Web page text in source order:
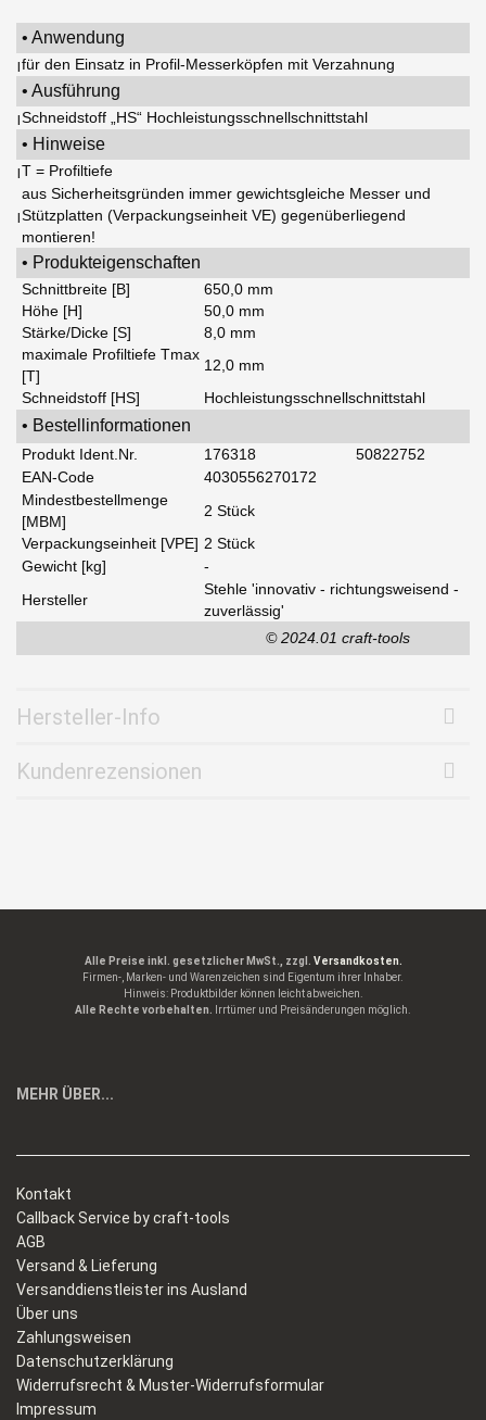
• Anwendung
|für den Einsatz in Profil-Messerköpfen mit Verzahnung
• Ausführung
|Schneidstoff „HS“ Hochleistungsschnellschnittstahl
• Hinweise
|T = Profiltiefe
|
aus Sicherheitsgründen immer gewichtsgleiche Messer und
Stützplatten (Verpackungseinheit VE) gegenüberliegend
montieren!
• Produkteigenschaften
Schnittbreite [B]
650,0 mm
Höhe [H]
50,0 mm
Stärke/Dicke [S]
8,0 mm
maximale Profiltiefe Tmax
[T]
12,0 mm
Schneidstoff [HS]
Hochleistungsschnellschnittstahl
• Bestellinformationen
Produkt Ident.Nr. 176318
50822752
EAN-Code
4030556270172
Mindestbestellmenge
[MBM]
2 Stück
Verpackungseinheit [VPE] 2 Stück
Gewicht [kg]
-
Hersteller
Stehle 'innovativ - richtungsweisend -
zuverlässig'
© 2024.01 craft-tools
Hersteller-Info
Kundenrezensionen
Alle Preise inkl. gesetzlicher MwSt., zzgl. Versandkosten.
Firmen-, Marken- und Warenzeichen sind Eigentum ihrer Inhaber.
Hinweis: Produktbilder können leicht abweichen.
Alle Rechte vorbehalten. Irrtümer und Preisänderungen möglich.
MEHR ÜBER...
Kontakt
Callback Service by craft-tools
AGB
Versand & Lieferung
Versanddienstleister ins Ausland
Über uns
Zahlungsweisen
Datenschutzerklärung
Widerrufsrecht & Muster-Widerrufsformular
Impressum